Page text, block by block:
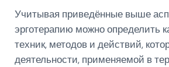
Учитывая приведённые выше
эрготерапию можно определить
техник, методов и действий,
деятельности, применяемой в